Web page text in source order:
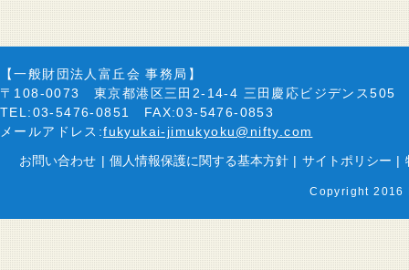
【一般財団法人富丘会 事務局】
〒108-0073 東京都港区三田2-14-4 三田慶応ビジデンス505
TEL:03-5476-0851 FAX:03-5476-0853
メールアドレス:fukyukai-jimukyoku@nifty.com
お問い合わせ | 個人情報保護に関する基本方針 | サイトポリシー |
Copyright 2016